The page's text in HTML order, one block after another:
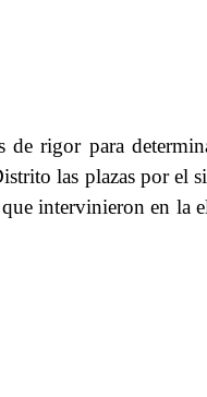
de rigor para
las plazas por el
intervinieron en la